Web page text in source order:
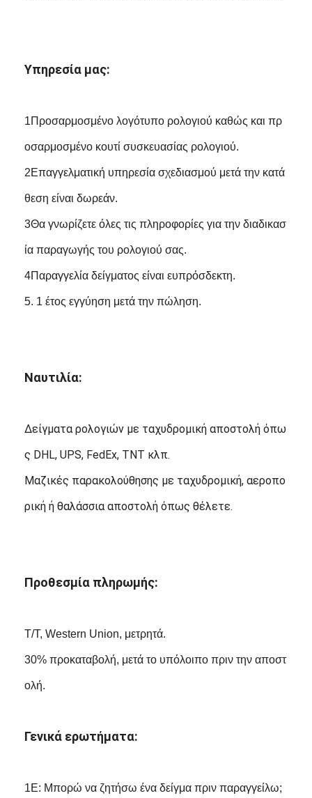
Υπηρεσία μας:
1Προσαρμοσμένο λογότυπο ρολογιού καθώς και πρ
οσαρμοσμένο κουτί συσκευασίας ρολογιού.
2Επαγγελματική υπηρεσία σχεδιασμού μετά την κατά
θεση είναι δωρεάν.
3Θα γνωρίζετε όλες τις πληροφορίες για την διαδικασ
ία παραγωγής του ρολογιού σας.
4Παραγγελία δείγματος είναι ευπρόσδεκτη.
5. 1 έτος εγγύηση μετά την πώληση.
Ναυτιλία:
Δείγματα ρολογιών με ταχυδρομική αποστολή όπω
ς DHL, UPS, FedEx, TNT κλπ.
Μαζικές παρακολούθησης με ταχυδρομική, αεροπο
ρική ή θαλάσσια αποστολή όπως θέλετε.
Προθεσμία πληρωμής:
Τ/Τ, Western Union, μετρητά.
30% προκαταβολή, μετά το υπόλοιπο πριν την αποστ
ολή.
Γενικά ερωτήματα:
1Ε: Μπορώ να ζητήσω ένα δείγμα πριν παραγγείλω;